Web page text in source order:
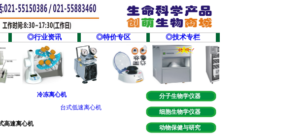
◎行业资讯 ◎特价专区 ◎技术专栏
冷冻离心机
台式低速离心机
高速离心机
分子生物学仪器
细胞生物学仪器
动物保健与研究